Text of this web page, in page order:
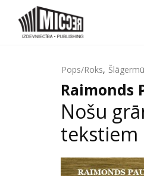
Pops/Roks,
Raimonds
Nošu
tekstiem